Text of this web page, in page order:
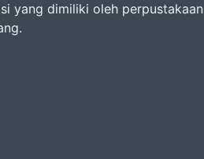
yang dimiliki oleh perpustakaan